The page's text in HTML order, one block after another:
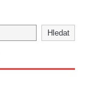
Hledat